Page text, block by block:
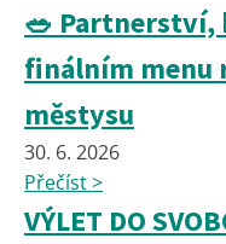
🥗 Partnerství,
finálním menu
městysu
30. 6. 2026
Přečíst >
VÝLET DO